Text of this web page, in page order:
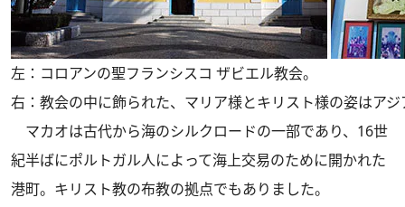
左：コロアンの聖フランシスコ ザビエル教会。
右：教会の中に飾られた、マリア様とキリスト様の姿はアジ
マカオは古代から海のシルクロードの一部であり、16世
紀半ばにポルトガル人によって海上交易のために開かれた
港町。キリスト教の布教の拠点でもありました。